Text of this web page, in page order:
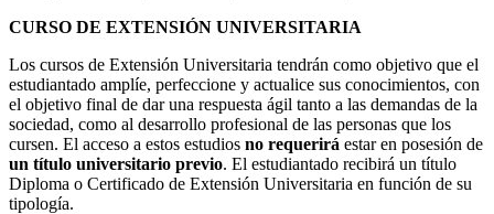
CURSO DE EXTENSIÓN UNIVERSITARIA
Los cursos de Extensión Universitaria tendrán como objetivo que el
estudiantado amplíe, perfeccione y actualice sus conocimientos, con
el objetivo final de dar una respuesta ágil tanto a las demandas de la
sociedad, como al desarrollo profesional de las personas que los
cursen. El acceso a estos estudios no requerirá estar en posesión de
un título universitario previo. El estudiantado recibirá un título
Diploma o Certificado de Extensión Universitaria en función de su
tipología.